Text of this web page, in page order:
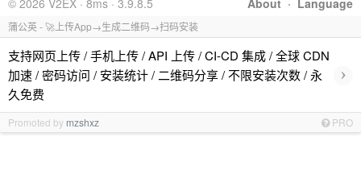
About · Language
© 2026 V2EX · 8ms · 3.9.8.5
蒲公英 - 🚀上传App→生成二维码→扫码安装
支持网页上传 / 手机上传 / API 上传 / CI-CD 集成 / 全球 CDN
加速 / 密码访问 / 安装统计 / 二维码分享 / 不限安装次数 / 永
久免费
›
Promoted by mzshxz PRO